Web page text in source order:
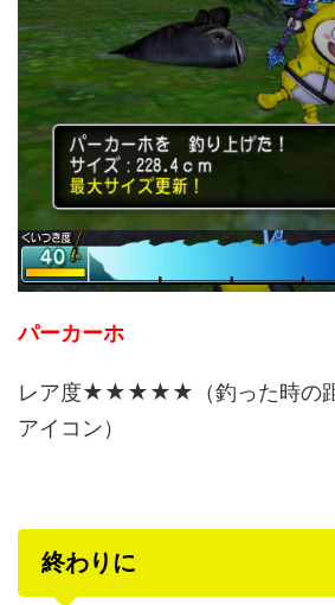
パーカーホ
レア度★★★★★（釣った時の距
アイコン）
終わりに